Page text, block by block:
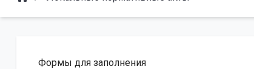
Формы для заполнения